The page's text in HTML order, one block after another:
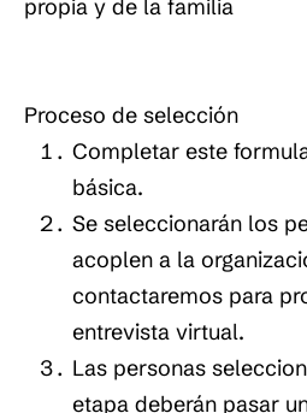
propia y de la familia
Proceso de selección
Completar este
básica.
Se seleccionarán los
acoplen a la
contactaremos para
entrevista virtual.
Las personas
etapa deberán pasar